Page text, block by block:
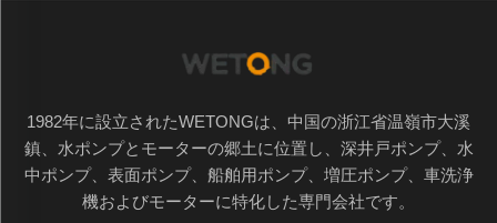
1982年に設立されたWETONGは、中国の浙江省温嶺市大溪
鎮、水ポンプとモーターの郷土に位置し、深井戸ポンプ、水
中ポンプ、表面ポンプ、船舶用ポンプ、増圧ポンプ、車洗浄
機およびモーターに特化した専門会社です。